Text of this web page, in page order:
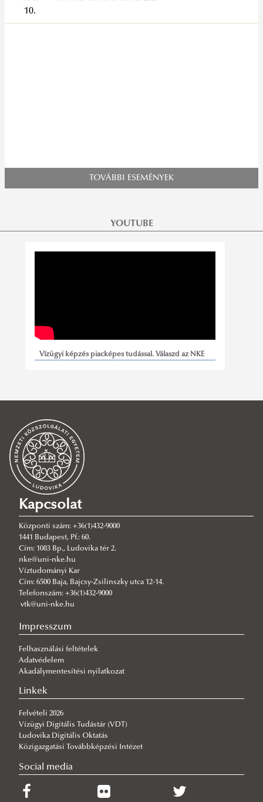
10.
TOVÁBBI ESEMÉNYEK
YOUTUBE
Vízügyi képzés piacképes tudással. Válaszd az NKE
Kapcsolat
Központi szám: +36(1)432-9000
1441 Budapest, Pf.: 60.
Cím: 1083 Bp., Ludovika tér 2.
nke@uni-nke.hu
Víztudományi Kar
Cím: 6500 Baja, Bajcsy-Zsilinszky utca 12-14.
Telefonszám: +36(1)432-9000
vtk@uni-nke.hu
Impresszum
Felhasználási feltételek
Adatvédelem
Akadálymentesítési nyilatkozat
Linkek
Felvételi 2026
Vízügyi Digitális Tudástár (VDT)
Ludovika Digitális Oktatás
Közigazgatási Továbbképzési Intézet
Social media